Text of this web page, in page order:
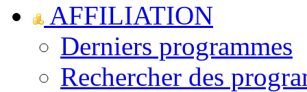
AFFILIATION
Derniers programmes
Rechercher des